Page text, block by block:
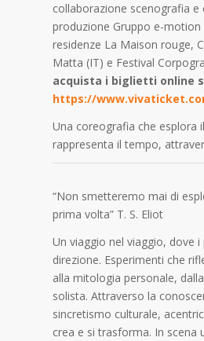
collaborazione scenografia e
produzione Gruppo e-motion
residenze La Maison rouge,
Matta (IT) e Festival
acquista i biglietti online
https://
Una coreografia che esplora
rappresenta il tempo,
“Non smetteremo mai di
prima volta” T. S. Eliot
Un viaggio nel viaggio, dove
direzione. Esperimenti che
alla mitologia personale,
solista. Attraverso la
sincretismo culturale,
crea e si trasforma. In scena